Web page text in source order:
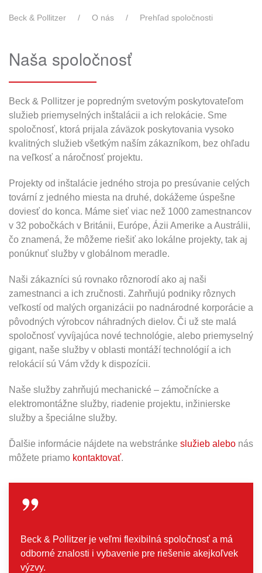
Beck & Pollitzer O nás Prehľad spoločnosti
Naša spoločnosť
Beck & Pollitzer je popredným svetovým poskytovateľom
služieb priemyselných inštalácii a ich relokácie. Sme
spoločnosť, ktorá prijala záväzok poskytovania vysoko
kvalitných služieb všetkým naším zákazníkom, bez ohľadu
na veľkosť a náročnosť projektu.
Projekty od inštalácie jedného stroja po presúvanie celých
tovární z jedného miesta na druhé, dokážeme úspešne
doviesť do konca. Máme sieť viac než 1000 zamestnancov
v 32 pobočkách v Británii, Európe, Ázii Amerike a Austrálii,
čo znamená, že môžeme riešiť ako lokálne projekty, tak aj
ponúknuť služby v globálnom meradle.
Naši zákazníci sú rovnako rôznorodí ako aj naši
zamestnanci a ich zručnosti. Zahrňujú podniky rôznych
veľkostí od malých organizácii po nadnárodné korporácie a
pôvodných výrobcov náhradných dielov. Či už ste malá
spoločnosť vyvíjajúca nové technológie, alebo priemyselný
gigant, naše služby v oblasti montáží technológií a ich
relokácií sú Vám vždy k dispozícii.
Naše služby zahrňujú mechanické – zámočnícke a
elektromontážne služby, riadenie projektu, inžinierske
služby a špeciálne služby.
Ďalšie informácie nájdete na webstránke služieb alebo nás
môžete priamo kontaktovať.
Beck & Pollitzer je veľmi flexibilná spoločnosť a má
odborné znalosti i vybavenie pre riešenie akejkoľvek
výzvy.